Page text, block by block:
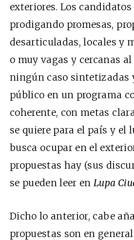
exteriores. Los
prodigando promesas,
desarticuladas, locales y
o muy vagas y cercanas
ningún caso sintetizadas
público en un programa
coherente, con metas
se quiere para el país y el
busca ocupar en el
propuestas hay (sus
se pueden leer enLupa
Dicho lo anterior, cabe
propuestas son en